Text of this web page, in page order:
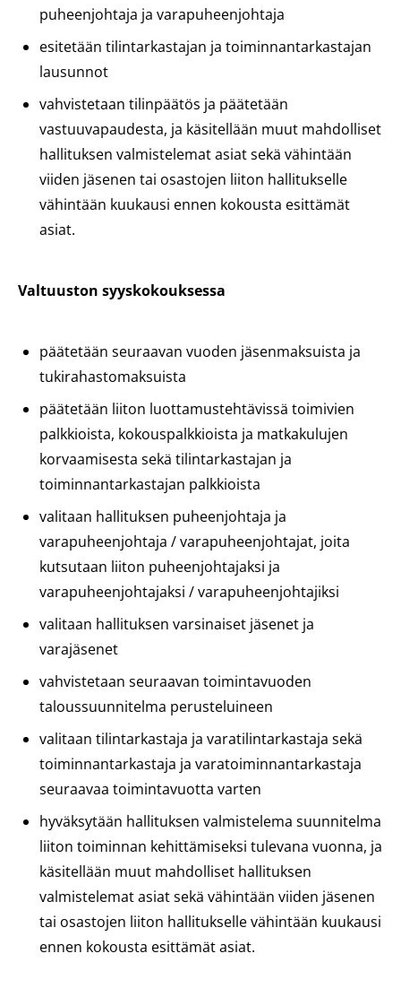
puheenjohtaja ja varapuheenjohtaja
esitetään tilintarkastajan ja toiminnantarkastajan
lausunnot
vahvistetaan tilinpäätös ja päätetään
vastuuvapaudesta, ja käsitellään muut mahdolliset
hallituksen valmistelemat asiat sekä vähintään
viiden jäsenen tai osastojen liiton hallitukselle
vähintään kuukausi ennen kokousta esittämät
asiat.
Valtuuston syyskokouksessa
päätetään seuraavan vuoden jäsenmaksuista ja
tukirahastomaksuista
päätetään liiton luottamustehtävissä toimivien
palkkioista, kokouspalkkioista ja matkakulujen
korvaamisesta sekä tilintarkastajan ja
toiminnantarkastajan palkkioista
valitaan hallituksen puheenjohtaja ja
varapuheenjohtaja / varapuheenjohtajat, joita
kutsutaan liiton puheenjohtajaksi ja
varapuheenjohtajaksi / varapuheenjohtajiksi
valitaan hallituksen varsinaiset jäsenet ja
varajäsenet
vahvistetaan seuraavan toimintavuoden
taloussuunnitelma perusteluineen
valitaan tilintarkastaja ja varatilintarkastaja sekä
toiminnantarkastaja ja varatoiminnantarkastaja
seuraavaa toimintavuotta varten
hyväksytään hallituksen valmistelema suunnitelma
liiton toiminnan kehittämiseksi tulevana vuonna, ja
käsitellään muut mahdolliset hallituksen
valmistelemat asiat sekä vähintään viiden jäsenen
tai osastojen liiton hallitukselle vähintään kuukausi
ennen kokousta esittämät asiat.